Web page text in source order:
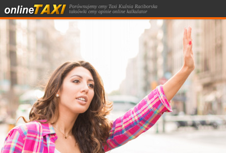
Porównujemy ceny Taxi Kuźnia Raciborska
taksówki ceny opinie online kalkulator
kursów taksówką.